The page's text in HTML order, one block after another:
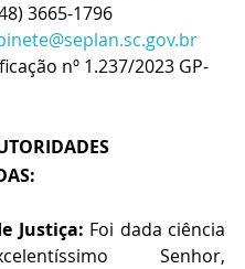
3665-1796
nº 1.237/2023 GP-
Justiça: Foi dada ciência
Senhor,